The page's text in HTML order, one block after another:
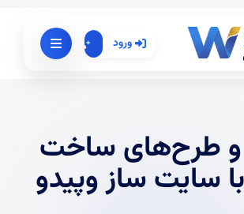
ورود ثبت‌نام
و طرح‌های ساخت
سایت ساز وپیدو